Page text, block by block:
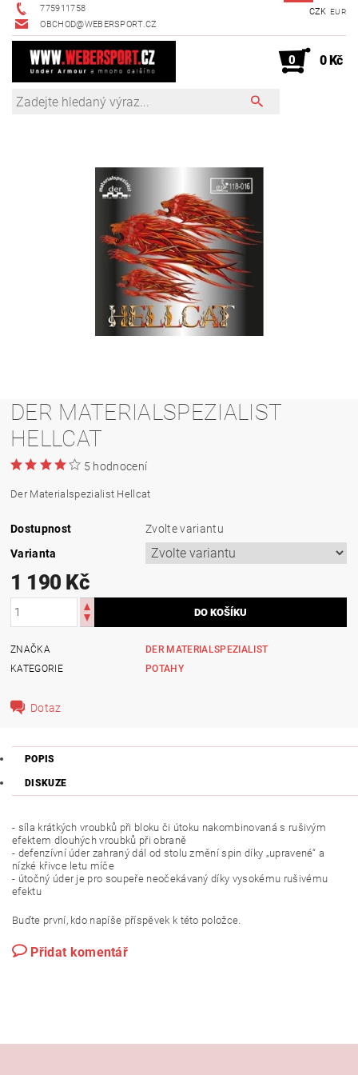
775911758
OBCHOD@WEBERSPORT.CZ
CZK EUR
0 0 Kč
DER MATERIALSPEZIALIST
HELLCAT
5 hodnocení
Der Materialspezialist Hellcat
Dostupnost
Zvolte variantu
Varianta
1 190 Kč
ZNAČKA
DER MATERIALSPEZIALIST
KATEGORIE
POTAHY
Dotaz
POPIS
DISKUZE
- síla krátkých vroubků při bloku či útoku nakombinovaná s rušivým
efektem dlouhých vroubků při obraně
- defenzívní úder zahraný dál od stolu změní spin díky „upravené“ a
nízké křivce letu míče
- útočný úder je pro soupeře neočekávaný díky vysokému rušivému
efektu
Buďte první, kdo napíše příspěvek k této položce.
Přidat komentář